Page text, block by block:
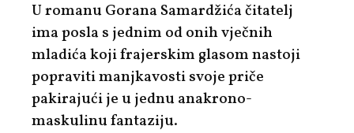
U romanu Gorana Samardžića čitatelj
ima posla s jednim od onih vječnih
mladića koji frajerskim glasom nastoji
popraviti manjkavosti svoje priče
pakirajući je u jednu anakrono-
maskulinu fantaziju.